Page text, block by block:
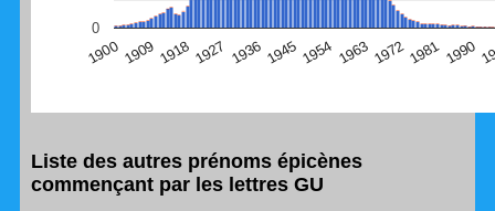
1900 1909 1918 1927 1936 1945 1954 1963 19721981 1990
0
(Graphique Google Charts, non compatible avec le
navigateur Safari en ce moment)
Liste des autres prénoms épicènes
commençant par les lettres GU